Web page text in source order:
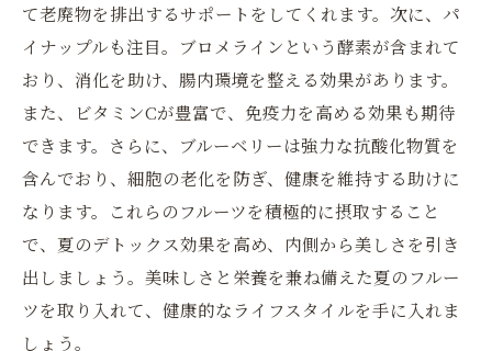
て老廃物を排出するサポートをしてくれます。次に、パ
イナップルも注目。ブロメラインという酵素が含まれて
おり、消化を助け、腸内環境を整える効果があります。
また、ビタミンCが豊富で、免疫力を高める効果も期待
できます。さらに、ブルーベリーは強力な抗酸化物質を
含んでおり、細胞の老化を防ぎ、健康を維持する助けに
なります。これらのフルーツを積極的に摂取すること
で、夏のデトックス効果を高め、内側から美しさを引き
出しましょう。美味しさと栄養を兼ね備えた夏のフルー
ツを取り入れて、健康的なライフスタイルを手に入れま
しょう。